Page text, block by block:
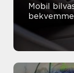
Mobil